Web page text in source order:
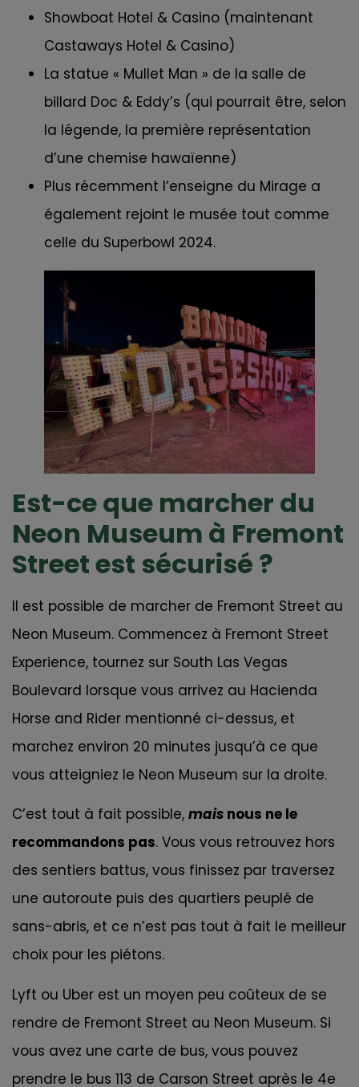
Showboat Hotel & Casino (maintenant
Castaways Hotel & Casino)
La statue « Mullet Man » de la salle de
billard Doc & Eddy’s (qui pourrait être, selon
la légende, la première représentation
d’une chemise hawaïenne)
Plus récemment l’enseigne du Mirage a
également rejoint le musée tout comme
celle du Superbowl 2024.
Est-ce que marcher du
Neon Museum à Fremont
Street est sécurisé ?
Il est possible de marcher de Fremont Street au
Neon Museum. Commencez à Fremont Street
Experience, tournez sur South Las Vegas
Boulevard lorsque vous arrivez au Hacienda
Horse and Rider mentionné ci-dessus, et
marchez environ 20 minutes jusqu’à ce que
vous atteigniez le Neon Museum sur la droite.
C’est tout à fait possible, mais nous ne le
recommandons pas. Vous vous retrouvez hors
des sentiers battus, vous finissez par traversez
une autoroute puis des quartiers peuplé de
sans-abris, et ce n’est pas tout à fait le meilleur
choix pour les piétons.
Lyft ou Uber est un moyen peu coûteux de se
rendre de Fremont Street au Neon Museum. Si
vous avez une carte de bus, vous pouvez
prendre le bus 113 de Carson Street après le 4e